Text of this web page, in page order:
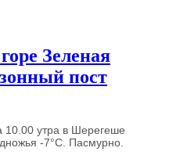
потерявшийся турист
Зеленая
пост
10.00 утра в Шерегеше
-7°C. Пасмурно.